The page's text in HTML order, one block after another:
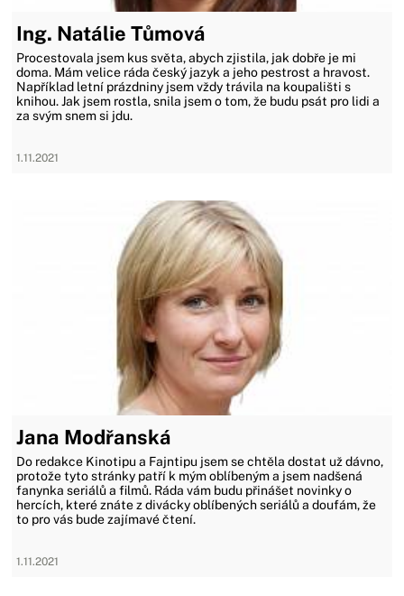
Ing. Natálie Tůmová
Procestovala jsem kus světa, abych zjistila, jak dobře je mi
doma. Mám velice ráda český jazyk a jeho pestrost a hravost.
Například letní prázdniny jsem vždy trávila na koupališti s
knihou. Jak jsem rostla, snila jsem o tom, že budu psát pro lidi a
za svým snem si jdu.
1.11.2021
Jana Modřanská
Do redakce Kinotipu a Fajntipu jsem se chtěla dostat už dávno,
protože tyto stránky patří k mým oblíbeným a jsem nadšená
fanynka seriálů a filmů. Ráda vám budu přinášet novinky o
hercích, které znáte z divácky oblíbených seriálů a doufám, že
to pro vás bude zajímavé čtení.
1.11.2021